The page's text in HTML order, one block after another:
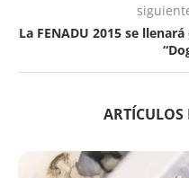
La FENADU 2015 se